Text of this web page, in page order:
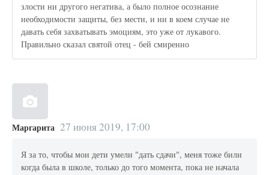
злости ни другого негатива, а было полное осознание
необходимости защиты, без мести, и ни в коем случае не
давать себя захватывать эмоциям, это уже от лукавого.
Правильно сказал святой отец - бей смиренно
Маргарита 27 июня 2019, 17:00
Я за то, чтобы мои дети умели "дать сдачи", меня тоже били
когда была в школе, только до того момента, пока не начала